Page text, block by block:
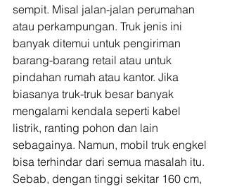
sempit. Misal jalan-jalan perumahan
atau perkampungan. Truk jenis ini
banyak ditemui untuk pengiriman
barang-barang retail atau untuk
pindahan rumah atau kantor. Jika
biasanya truk-truk besar banyak
mengalami kendala seperti kabel
listrik, ranting pohon dan lain
sebagainya. Namun, mobil truk engkel
bisa terhindar dari semua masalah itu.
Sebab, dengan tinggi sekitar 160 cm,